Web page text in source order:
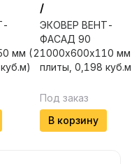
мм (2
/
ЭКОВЕР ВЕНТ-
ФАСАД 90
1000х600х110
плиты, 0,198
Под заказ
В корзину